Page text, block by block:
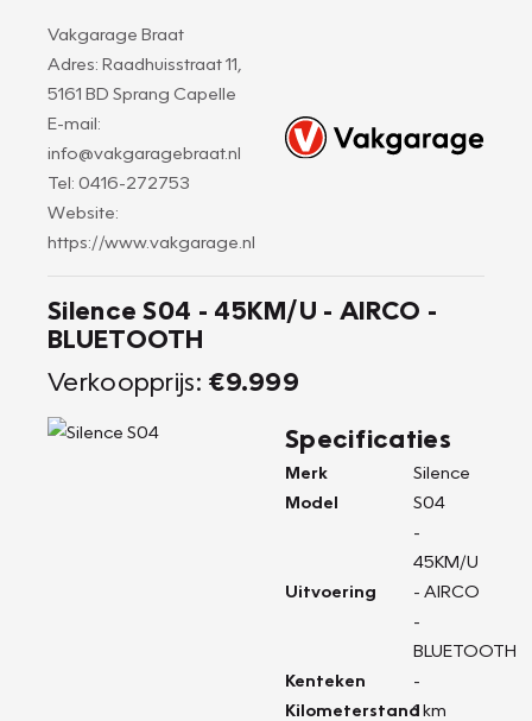
Vakgarage Braat
Adres: Raadhuisstraat 11,
5161 BD Sprang Capelle
E-mail:
info@vakgaragebraat.nl
Tel: 0416-272753
Website:
https://www.vakgarage.nl
Silence S04 - 45KM/U - AIRCO -
BLUETOOTH
Verkoopprijs: €9.999
Specificaties
Merk
Silence
Model
S04
Uitvoering
-
45KM/U
- AIRCO
-
BLUETOOTH
Kenteken
-
Kilometerstand1 km